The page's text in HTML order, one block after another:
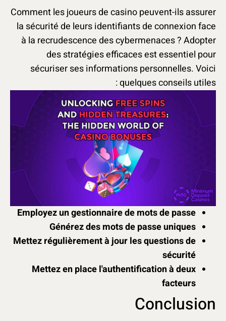
Comment les joueurs de casino peuvent-ils assurer
la sécurité de leurs identifiants de connexion face
à la recrudescence des cybermenaces ? Adopter
des stratégies efficaces est essentiel pour
sécuriser ses informations personnelles. Voici
quelques conseils utiles :
Employez un gestionnaire de mots de passe
Générez des mots de passe uniques
Mettez régulièrement à jour les questions de
sécurité
Mettez en place l'authentification à deux
facteurs
Conclusion